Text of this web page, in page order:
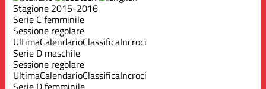
Stagione 2015-2016
Serie C femminile
Sessione regolare
UltimaCalendarioClassificaIncroci
Serie D maschile
Sessione regolare
UltimaCalendarioClassificaIncroci